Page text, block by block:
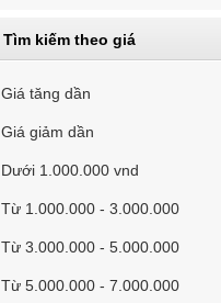
Tìm kiếm theo giá
Giá tăng dần
Giá giảm dần
Dưới 1.000.000 vnd
Từ 1.000.000 - 3.000.000
Từ 3.000.000 - 5.000.000
Từ 5.000.000 - 7.000.000